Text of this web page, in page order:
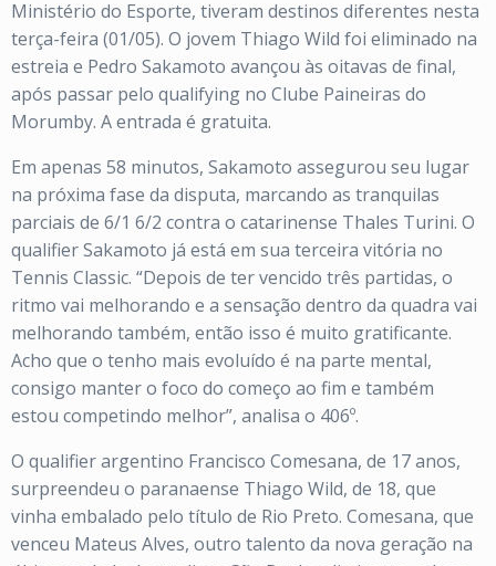
Ministério do Esporte, tiveram destinos diferentes nesta
terça-feira (01/05). O jovem Thiago Wild foi eliminado na
estreia e Pedro Sakamoto avançou às oitavas de final,
após passar pelo qualifying no Clube Paineiras do
Morumby. A entrada é gratuita.
Em apenas 58 minutos, Sakamoto assegurou seu lugar
na próxima fase da disputa, marcando as tranquilas
parciais de 6/1 6/2 contra o catarinense Thales Turini. O
qualifier Sakamoto já está em sua terceira vitória no
Tennis Classic. “Depois de ter vencido três partidas, o
ritmo vai melhorando e a sensação dentro da quadra vai
melhorando também, então isso é muito gratificante.
Acho que o tenho mais evoluído é na parte mental,
consigo manter o foco do começo ao fim e também
estou competindo melhor”, analisa o 406º.
O qualifier argentino Francisco Comesana, de 17 anos,
surpreendeu o paranaense Thiago Wild, de 18, que
vinha embalado pelo título de Rio Preto. Comesana, que
venceu Mateus Alves, outro talento da nova geração na